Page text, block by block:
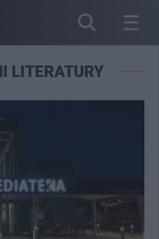
LITERATURY